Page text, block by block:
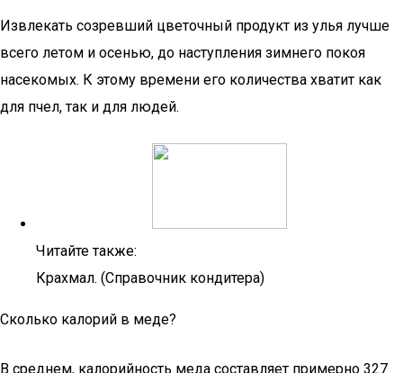
Извлекать созревший цветочный продукт из улья лучше
всего летом и осенью, до наступления зимнего покоя
насекомых. К этому времени его количества хватит как
для пчел, так и для людей.
Читайте также:
Крахмал. (Справочник кондитера)
Сколько калорий в меде?
В среднем, калорийность меда составляет примерно 327